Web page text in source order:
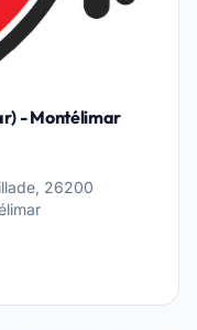
- Montélimar
26200